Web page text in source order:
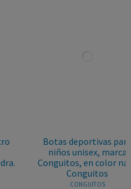
Botas deportivas para
niños unisex, marca
Conguitos, en color navy.
Conguitos
CONGUITOS